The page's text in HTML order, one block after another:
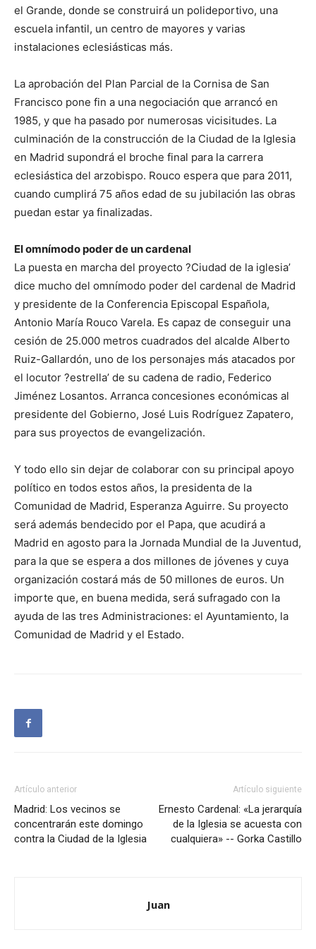
el Grande, donde se construirá un polideportivo, una
escuela infantil, un centro de mayores y varias
instalaciones eclesiásticas más.
La aprobación del Plan Parcial de la Cornisa de San
Francisco pone fin a una negociación que arrancó en
1985, y que ha pasado por numerosas vicisitudes. La
culminación de la construcción de la Ciudad de la Iglesia
en Madrid supondrá el broche final para la carrera
eclesiástica del arzobispo. Rouco espera que para 2011,
cuando cumplirá 75 años edad de su jubilación las obras
puedan estar ya finalizadas.
El omnímodo poder de un cardenal
La puesta en marcha del proyecto ?Ciudad de la iglesia’
dice mucho del omnímodo poder del cardenal de Madrid
y presidente de la Conferencia Episcopal Española,
Antonio María Rouco Varela. Es capaz de conseguir una
cesión de 25.000 metros cuadrados del alcalde Alberto
Ruiz-Gallardón, uno de los personajes más atacados por
el locutor ?estrella’ de su cadena de radio, Federico
Jiménez Losantos. Arranca concesiones económicas al
presidente del Gobierno, José Luis Rodríguez Zapatero,
para sus proyectos de evangelización.
Y todo ello sin dejar de colaborar con su principal apoyo
político en todos estos años, la presidenta de la
Comunidad de Madrid, Esperanza Aguirre. Su proyecto
será además bendecido por el Papa, que acudirá a
Madrid en agosto para la Jornada Mundial de la Juventud,
para la que se espera a dos millones de jóvenes y cuya
organización costará más de 50 millones de euros. Un
importe que, en buena medida, será sufragado con la
ayuda de las tres Administraciones: el Ayuntamiento, la
Comunidad de Madrid y el Estado.
Artículo anterior
Madrid: Los vecinos se
concentrarán este domingo
contra la Ciudad de la Iglesia
Artículo siguiente
Ernesto Cardenal: «La jerarquía
de la Iglesia se acuesta con
cualquiera» -- Gorka Castillo
Juan